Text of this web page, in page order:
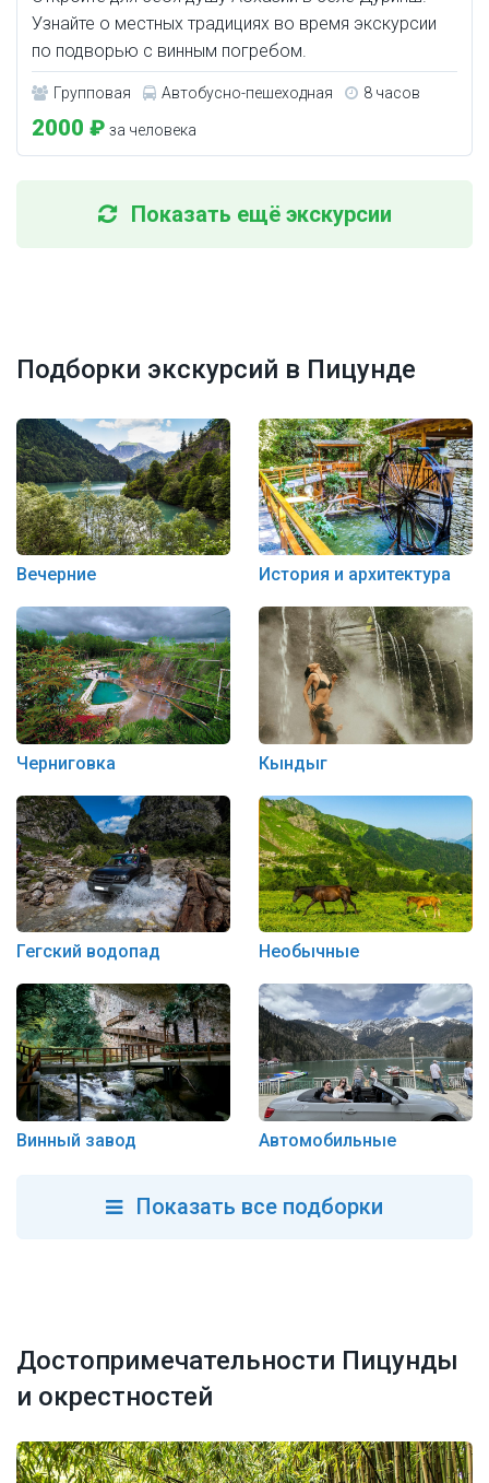
Узнайте о местных традициях во время экскурсии
по подворью с винным погребом.
Групповая Автобусно-пешеходная 8 часов
2000 ₽ за человека
Показать ещё экскурсии
Подборки экскурсий в Пицунде
Вечерние История и архитектура
Черниговка Кындыг
Гегский водопад Необычные
Винный завод Автомобильные
Показать все подборки
Достопримечательности Пицунды
и окрестностей